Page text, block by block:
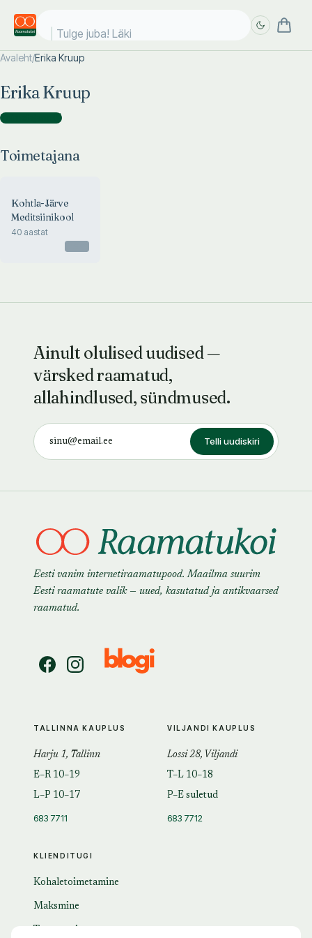
Tulge juba! Läki k
Avaleht/Erika Kruup
Erika Kruup
Toimetajana )
Toimetajana
Kohtla-Järve
Meditsiinikool
40 aastat
Ainult olulised uudised —
värsked raamatud,
allahindlused, sündmused.
Telli uudiskiri
Eesti vanim internetiraamatupood. Maailma suurim
Eesti raamatute valik — uued, kasutatud ja antikvaarsed
raamatud.
KLIENDITUGI
Kohaletoimetamine
Maksmine
TALLINNA KAUPLUS
Harju 1, Tallinn
E–R 10–19
L–P 10–17
683 7711
VILJANDI KAUPLUS
Lossi 28, Viljandi
T–L 10–18
P–E suletud
683 7712